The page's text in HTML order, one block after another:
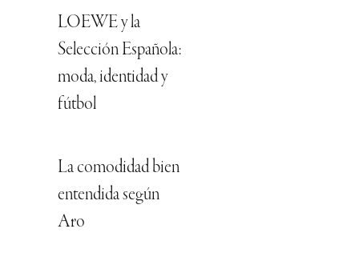
LOEWE y la
Selección Española:
moda, identidad y
fútbol
La comodidad bien
entendida según
Aro